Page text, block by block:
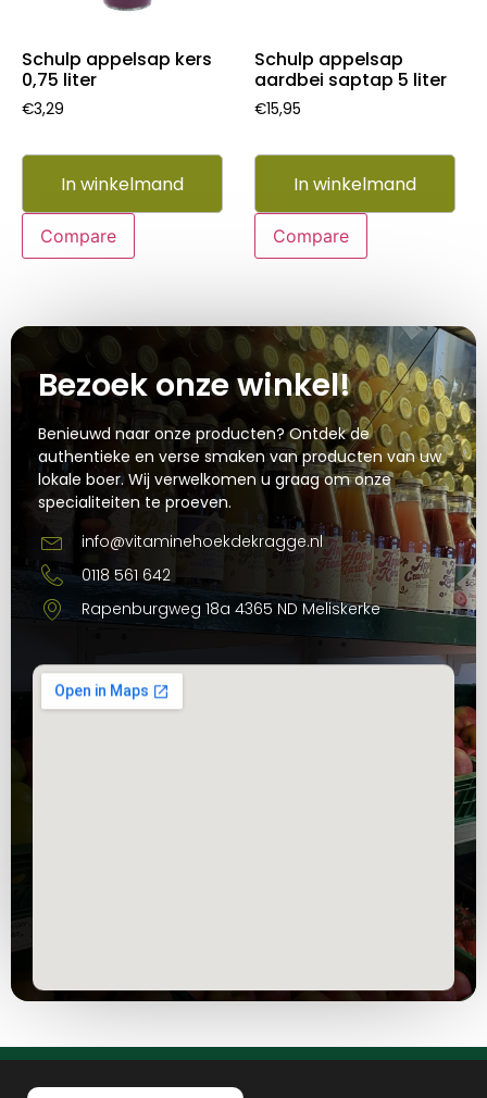
Schulp appelsap kers
0,75 liter
€3,29
In winkelmand
Compare
Schulp appelsap
aardbei saptap 5 liter
€15,95
In winkelmand
Compare
Bezoek onze winkel!
Benieuwd naar onze producten? Ontdek de
authentieke en verse smaken van producten van uw
lokale boer. Wij verwelkomen u graag om onze
specialiteiten te proeven.
info@vitaminehoekdekragge.nl
0118 561 642
Rapenburgweg 18a 4365 ND Meliskerke